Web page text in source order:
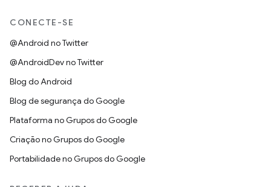
CONECTE-SE
@Android no Twitter
@AndroidDev no Twitter
Blog do Android
Blog de segurança do Google
Plataforma no Grupos do Google
Criação no Grupos do Google
Portabilidade no Grupos do Google